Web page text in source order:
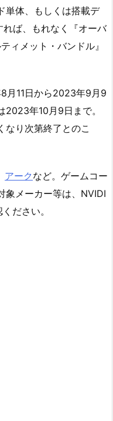
単体、もしくは搭載デ
ば、もれなく『オーバ
ィメット・バンドル』
月11日から2023年9月9
2023年10月9日まで。
なり次第終了とのこ
アーク など。ゲームコー
象メーカー等は、NVIDI
ださい。